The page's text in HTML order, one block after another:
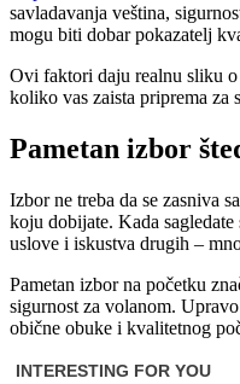
savladavanja veština,
mogu biti dobar pokazatelj
Ovi faktori daju realnu sliku
koliko vas zaista priprema za
Pametan izbor
Izbor ne treba da se zasniva
koju dobijate. Kada
uslove i iskustva drugih –
Pametan izbor na početku
sigurnost za volanom.
obične obuke i kvalitetnog